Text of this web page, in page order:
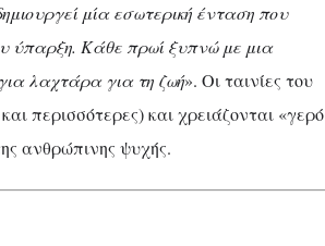
του
μία εσωτερική ένταση που
ύπαρξη. Κάθε πρωί ξυπνώ με μια
λαχτάρα για τη ζωή». Οι ταινίες του
περισσότερες) και χρειάζονται «γερό
ανθρώπινης ψυχής.